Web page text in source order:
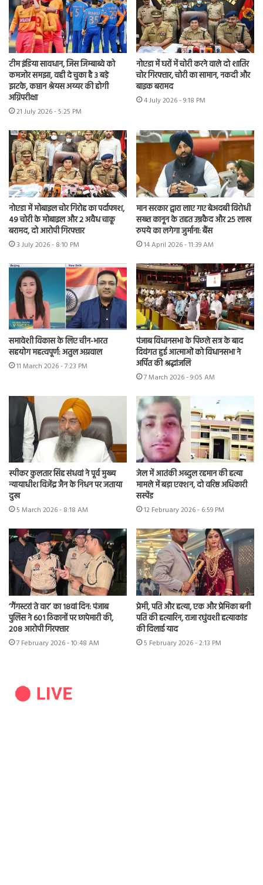
टीम इंडिया सावधान, जिस जिम्बाब्वे को
कमजोर समझा, वही दे चुका है 3 बड़े
झटके, कप्तान श्रेयस अय्यर की होगी
अग्निपरीक्षा
21 July 2026 - 5:25 PM
नोएडा में घरों में चोरी करने वाले दो शातिर
चोर गिरफ्तार, चोरी का सामान, नकदी और
बाइक बरामद
4 July 2026 - 9:18 PM
नोएडा में मोबाइल चोर गिरोह का पर्दाफाश,
49 चोरी के मोबाइल और 2 अवैध चाकू
बरामद, दो आरोपी गिरफ्तार
3 July 2026 - 8:10 PM
मान सरकार द्वारा लाए गए बेअदबी विरोधी
सख्त कानून के तहत उम्रकैद और 25 लाख
रुपये का लगेगा जुर्माना: बैंस
14 April 2026 - 11:39 AM
समावेशी विकास के लिए चीन-भारत
सहयोग महत्वपूर्ण: अतुल अग्रवाल
11 March 2026 - 7:23 PM
पंजाब विधानसभा के पिछले सत्र के बाद
दिवंगत हुई आत्माओं को विधानसभा ने
अर्पित की श्रद्धांजलि
7 March 2026 - 9:05 AM
स्पीकर कुलतार सिंह संधवां ने पूर्व मुख्य
न्यायाधीश विजेंद्र जैन के निधन पर जताया
दुख
5 March 2026 - 8:18 AM
जेल में आतंकी अब्दुल रहमान की हत्या
मामले में बड़ा एक्शन, दो वरिष्ठ अधिकारी
सस्पेंड
12 February 2026 - 6:59 PM
‘गैंगस्टरां ते वार’ का 18वां दिन: पंजाब
पुलिस ने 601 ठिकानों पर छापेमारी की,
208 आरोपी गिरफ्तार
7 February 2026 - 10:48 AM
प्रेमी, पति और हत्या, एक और प्रेमिका बनी
पति की हत्यारिन, राजा रघुंवशी हत्याकांड
की दिलाई याद
5 February 2026 - 2:13 PM